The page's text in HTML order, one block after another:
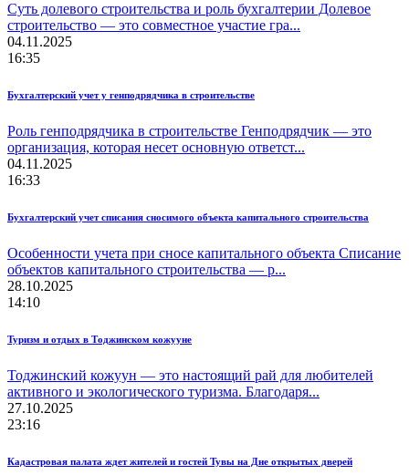
Суть долевого строительства и роль бухгалтерии Долевое
строительство — это совместное участие гра...
04.11.2025
16:35
Бухгалтерский учет у генподрядчика в строительстве
Роль генподрядчика в строительстве Генподрядчик — это
организация, которая несет основную ответст...
04.11.2025
16:33
Бухгалтерский учет списания сносимого объекта капитального строительства
Особенности учета при сносе капитального объекта Списание
объектов капитального строительства — р...
28.10.2025
14:10
Туризм и отдых в Тоджинском кожууне
Тоджинский кожуун — это настоящий рай для любителей
активного и экологического туризма. Благодаря...
27.10.2025
23:16
Кадастровая палата ждет жителей и гостей Тувы на Дне открытых дверей